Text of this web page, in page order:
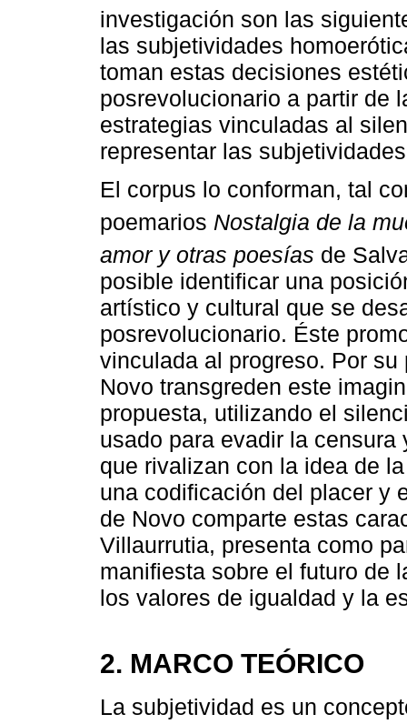
investigación son las
las subjetividades
toman estas decisiones
posrevolucionario a partir de
estrategias vinculadas al
representar las
El corpus lo conforman, tal
poemarios Nostalgia de la
amor y otras poesías de
posible identificar una
artístico y cultural que se
posrevolucionario. Éste
vinculada al progreso. Por
Novo transgreden este
propuesta, utilizando el
usado para evadir la
que rivalizan con la idea de
una codificación del placer y
de Novo comparte estas
Villaurrutia, presenta como
manifiesta sobre el futuro de
los valores de igualdad y la
2. MARCO TEÓRICO
La subjetividad es un